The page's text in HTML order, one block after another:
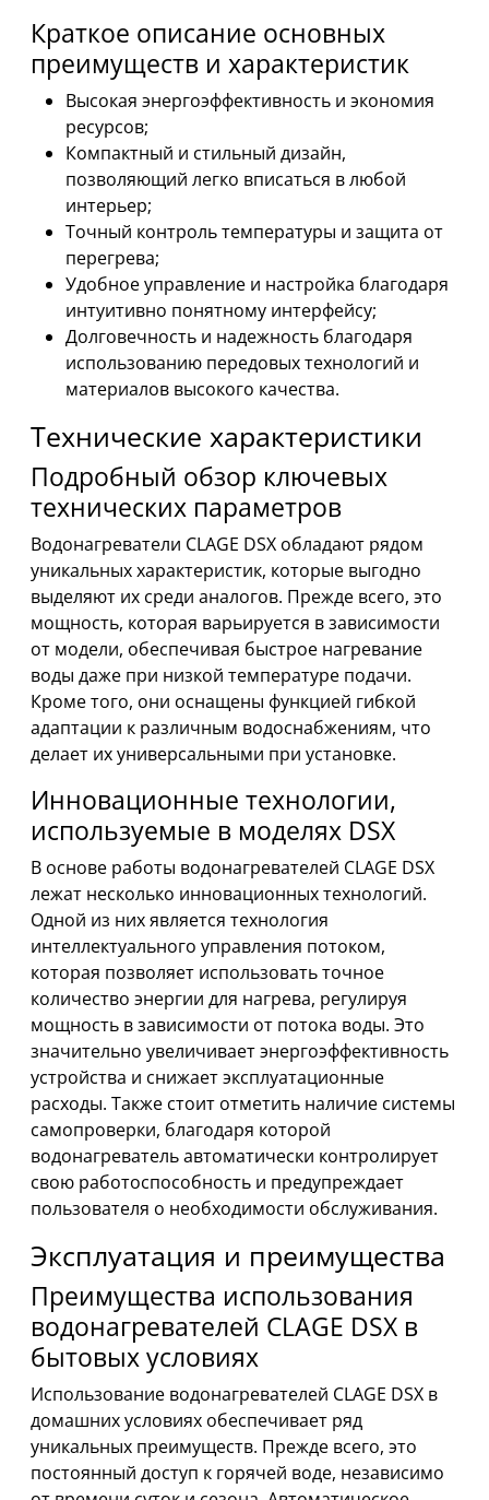
Краткое описание основных
преимуществ и характеристик
Высокая энергоэффективность и экономия
ресурсов;
Компактный и стильный дизайн,
позволяющий легко вписаться в любой
интерьер;
Точный контроль температуры и защита от
перегрева;
Удобное управление и настройка благодаря
интуитивно понятному интерфейсу;
Долговечность и надежность благодаря
использованию передовых технологий и
материалов высокого качества.
Технические характеристики
Подробный обзор ключевых
технических параметров
Водонагреватели CLAGE DSX обладают рядом
уникальных характеристик, которые выгодно
выделяют их среди аналогов. Прежде всего, это
мощность, которая варьируется в зависимости
от модели, обеспечивая быстрое нагревание
воды даже при низкой температуре подачи.
Кроме того, они оснащены функцией гибкой
адаптации к различным водоснабжениям, что
делает их универсальными при установке.
Инновационные технологии,
используемые в моделях DSX
В основе работы водонагревателей CLAGE DSX
лежат несколько инновационных технологий.
Одной из них является технология
интеллектуального управления потоком,
которая позволяет использовать точное
количество энергии для нагрева, регулируя
мощность в зависимости от потока воды. Это
значительно увеличивает энергоэффективность
устройства и снижает эксплуатационные
расходы. Также стоит отметить наличие системы
самопроверки, благодаря которой
водонагреватель автоматически контролирует
свою работоспособность и предупреждает
пользователя о необходимости обслуживания.
Эксплуатация и преимущества
Преимущества использования
водонагревателей CLAGE DSX в
бытовых условиях
Использование водонагревателей CLAGE DSX в
домашних условиях обеспечивает ряд
уникальных преимуществ. Прежде всего, это
постоянный доступ к горячей воде, независимо